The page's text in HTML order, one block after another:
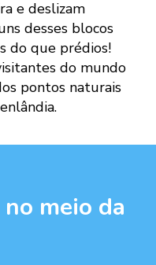
e deslizam
desses blocos
do que prédios!
do mundo
pontos naturais
meio da